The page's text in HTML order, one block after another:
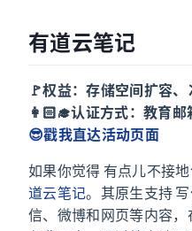
有道云笔记
🚩权益：存储空间扩容、1000 次
👩🏻‍🎓认证方式：教育邮
😎戳我直达活动页面
如果你觉得 Evernote 有点儿
道云笔记。其原生支持
信、微博和网页等内容